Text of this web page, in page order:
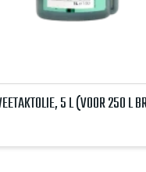
5 L (VOOR 250 L